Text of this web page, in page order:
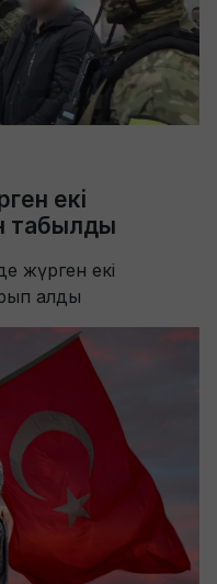
екі
табылды
жүрген екі
алды